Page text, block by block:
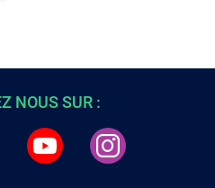
NOUS SUR :